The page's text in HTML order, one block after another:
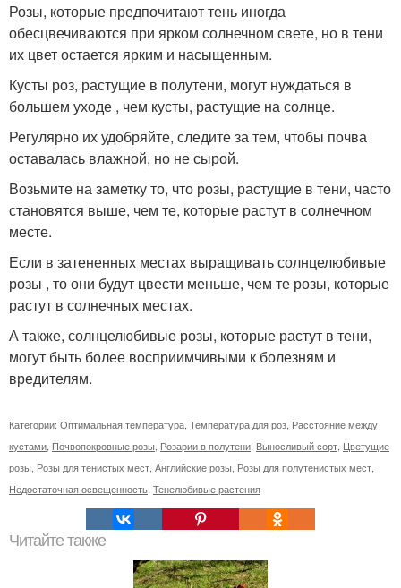
Розы, которые предпочитают тень иногда
обесцвечиваются при ярком солнечном свете, но в тени
их цвет остается ярким и насыщенным.
Кусты роз, растущие в полутени, могут нуждаться в
большем уходе , чем кусты, растущие на солнце.
Регулярно их удобряйте, следите за тем, чтобы почва
оставалась влажной, но не сырой.
Возьмите на заметку то, что розы, растущие в тени, часто
становятся выше, чем те, которые растут в солнечном
месте.
Если в затененных местах выращивать солнцелюбивые
розы , то они будут цвести меньше, чем те розы, которые
растут в солнечных местах.
А также, солнцелюбивые розы, которые растут в тени,
могут быть более восприимчивыми к болезням и
вредителям.
Категории: Оптимальная температура Температура для роз Расстояние между
кустами Почвопокровные розы Розарии в полутени Выносливый сорт Цветущие
розы Розы для тенистых мест Английские розы Розы для полутенистых мест
Недостаточная освещенность Тенелюбивые растения
Читайте также